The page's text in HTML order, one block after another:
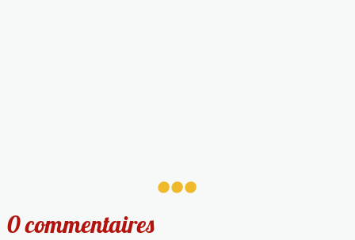
...
0 commentaires